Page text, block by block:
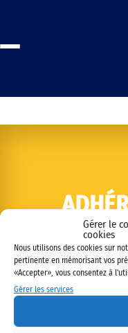
Gérer le
cookies
Nous utilisons des cookies sur
pertinente en mémorisant vos
«Accepter», vous consentez à
Gérer les services
Copyright ©
Mentions légales